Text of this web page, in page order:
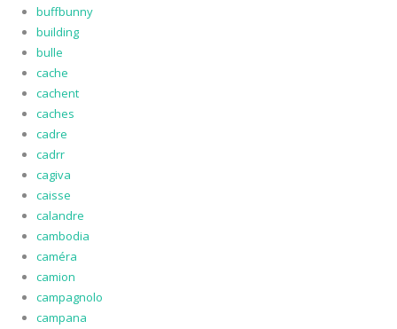
buffbunny
building
bulle
cache
cachent
caches
cadre
cadrr
cagiva
caisse
calandre
cambodia
caméra
camion
campagnolo
campana